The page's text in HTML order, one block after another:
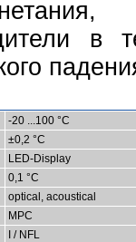
в
-20 ...100 °C
±0,2 °C
LED-Display
0,1 °C
optical, acoustical
MPC
I / NFL